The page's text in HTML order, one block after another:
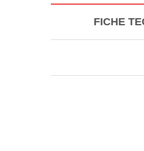
FICHE